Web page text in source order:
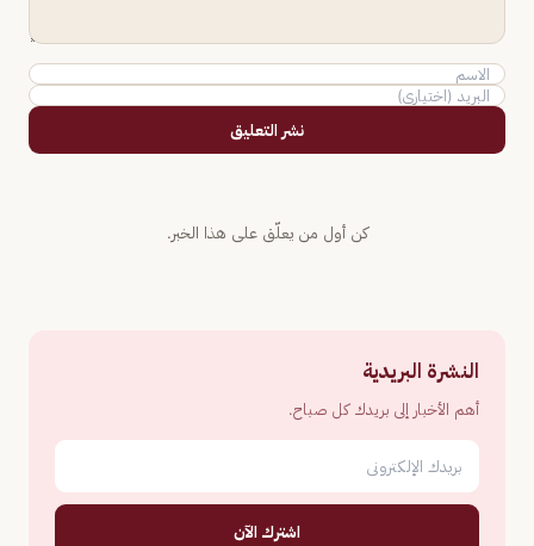
نشر التعليق
كن أول من يعلّق على هذا الخبر.
النشرة البريدية
أهم الأخبار إلى بريدك كل صباح.
اشترك الآن